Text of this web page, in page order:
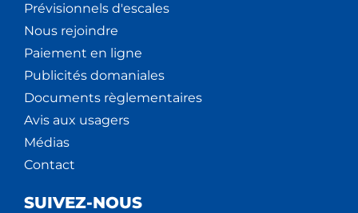
Prévisionnels d'escales
Nous rejoindre
Paiement en ligne
Publicités domaniales
Documents règlementaires
Avis aux usagers
Médias
Contact
SUIVEZ-NOUS